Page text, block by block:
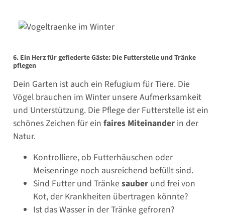
6. Ein Herz für gefiederte Gäste: Die Futterstelle und Tränke
pflegen
Dein Garten ist auch ein Refugium für Tiere. Die
Vögel brauchen im Winter unsere Aufmerksamkeit
und Unterstützung. Die Pflege der Futterstelle ist ein
schönes Zeichen für ein faires Miteinander in der
Natur.
Kontrolliere, ob Futterhäuschen oder
Meisenringe noch ausreichend befüllt sind.
Sind Futter und Tränke sauber und frei von
Kot, der Krankheiten übertragen könnte?
Ist das Wasser in der Tränke gefroren?